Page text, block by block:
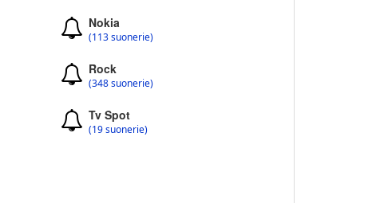
Nokia
(113 suonerie)
Rock
(348 suonerie)
Tv Spot
(19 suonerie)